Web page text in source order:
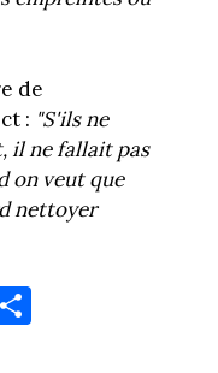
de
: "S'ils ne
il ne fallait pas
on veut que
nettoyer
Pa
rt